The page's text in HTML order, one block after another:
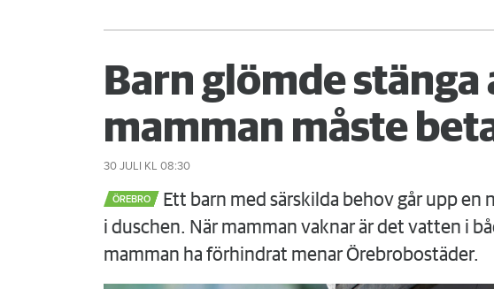
Barn glömde stänga
mamman måste
30 JULI KL 08:30
ÖREBRO
Ett barn med särskilda behov går upp
i duschen. När mamman vaknar är det vatten i
mamman ha förhindrat menar Örebrobostäder.